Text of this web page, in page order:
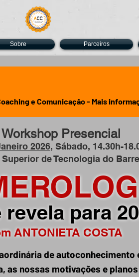
Sobre Parceiros
e Comunicação - Mais
Workshop Presencial
2026, Sábado, 14.30h-
Superior de Tecnologia do
revela para
ANTONIETA COSTA
de autoconhecimento
as nossas motivações e